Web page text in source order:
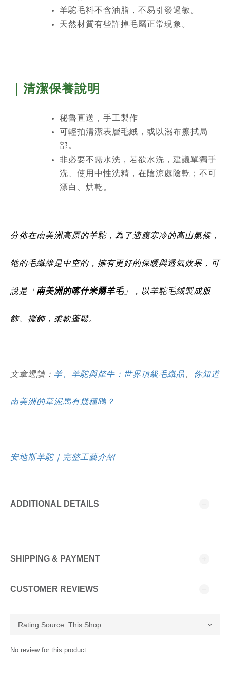
羊駝毛料不含油脂，不易引發過敏。
天然材質有些許掉毛屬正常現象。
｜清潔保養說明
秘魯直送，手工製作
可輕拍清潔表層毛絨，或以濕布擦拭局
部。
非必要不需水洗，若欲水洗，建議單獨手
洗、使用中性洗精，在陰涼處陰乾；不可
漂白、烘乾。
分佈在南美洲高原的羊駝，為了適應寒冷的高山氣候，
牠的毛纖維是中空的，擁有更好的保暖與透氣效果，可
說是「 南美洲的喀什米爾羊毛」，以羊駝毛絨製成服
飾、擺飾，柔軟蓬鬆。
文章選讀： 羊、羊駝與犛牛：世界頂級毛織品 你知道
南美洲的草泥馬有幾種嗎？
安地斯羊駝｜完整工藝介紹
ADDITIONAL DETAILS
SHIPPING & PAYMENT
CUSTOMER REVIEWS
No review for this product